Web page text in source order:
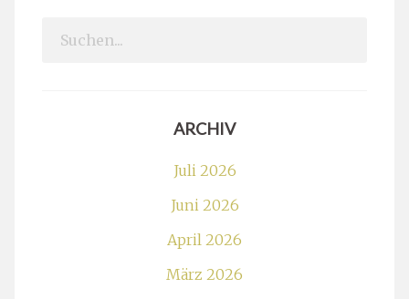
Search
ARCHIV
Juli 2026
Juni 2026
April 2026
März 2026